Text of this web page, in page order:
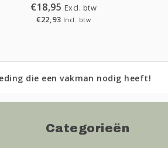
€18,95 Excl. btw
€22,93 Incl. btw
die een vakman nodig heeft!
Categorieën